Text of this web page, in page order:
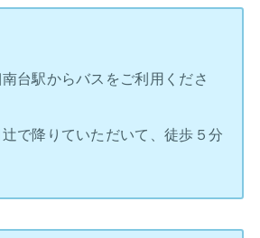
台駅からバスをご利用くださ
で降りていただいて、徒歩５分